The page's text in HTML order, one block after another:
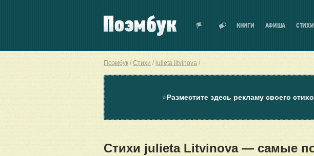
КНИГИ АФИША СТИХИ
Поэмбук Стихи julieta litvinova
⭐Разместите здесь рекламу своего
Стихи julieta Litvinova — самые